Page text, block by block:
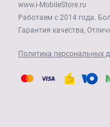
www.i-MobileStore.ru
Работаем с 2014 года.
Гарантия качества,
Политика персональных